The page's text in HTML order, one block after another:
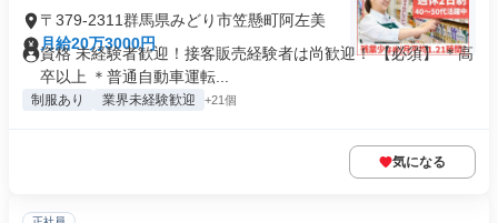
〒379-2311群馬県みどり市笠懸町阿左美
月給20万3000円
資格 未経験者歓迎！接客販売経験者は尚歓迎！ 【必須】 ＊高
卒以上 ＊普通自動車運転...
制服あり 業界未経験歓迎 +21個
気になる